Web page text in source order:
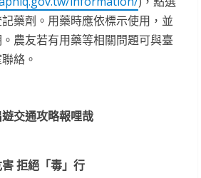
藥劑。用藥時應依標示使用，並
農友若有用藥等相關問題可與臺
絡。
交通攻略報哩哉
拒絕「毒」行